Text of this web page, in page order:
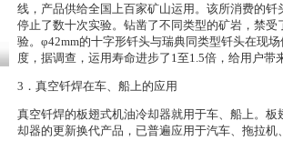
线，产品供给全国上百家矿山运用。该所消费的
停止了数十次实验。钻凿了不同类型的矿岩，禁
验。φ42mm的十字形钎头与瑞典同类型钎头在现
度，据调查，运用寿命进步了1至1.5倍，给用户带
3．真空钎焊在车、船上的应用
真空钎焊的板翅式机油冷却器就用于车、船上。
却器的更新换代产品，已普遍应用于汽车、拖拉机